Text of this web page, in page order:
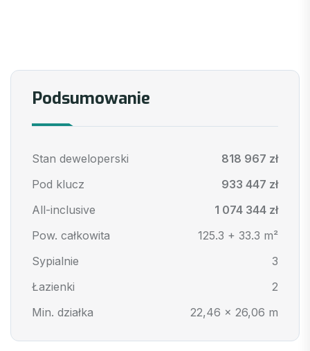
Podsumowanie
Stan deweloperski
818 967 zł
Pod klucz
933 447 zł
All-inclusive
1 074 344 zł
Pow. całkowita
125.3 + 33.3 m²
Sypialnie
3
Łazienki
2
Min. działka
22,46 x 26,06 m